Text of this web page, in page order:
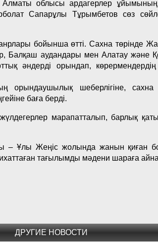
облысы ардагерлер
Сапарұлы Тұрымбетов сөз
бойынша өтті. Сахна төрінде
Балқаш аудандары мен Алатау және
әндерді орындап,
орындаушылық шеберлігіне, сахна
баға берді.
марапатталып, барлық
Ұлы Жеңіс жолында жанын қиған
тағылымды мәдени шараға
ДРУГИЕ НОВОСТИ